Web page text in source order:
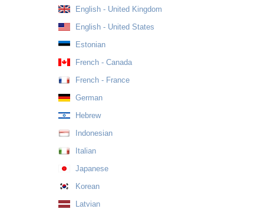
English - United Kingdom
English - United States
Estonian
French - Canada
French - France
German
Hebrew
Indonesian
Italian
Japanese
Korean
Latvian